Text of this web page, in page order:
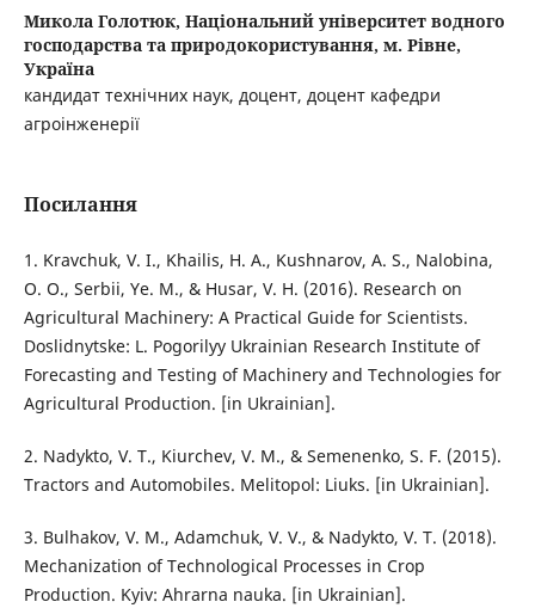
Микола Голотюк, Національний університет водного
господарства та природокористування, м. Рівне,
Україна
кандидат технічних наук, доцент, доцент кафедри
агроінженерії
Посилання
1. Kravchuk, V. I., Khailis, H. A., Kushnarov, A. S., Nalobina,
O. O., Serbii, Ye. M., & Husar, V. H. (2016). Research on
Agricultural Machinery: A Practical Guide for Scientists.
Doslidnytske: L. Pogorilyy Ukrainian Research Institute of
Forecasting and Testing of Machinery and Technologies for
Agricultural Production. [in Ukrainian].
2. Nadykto, V. T., Kiurchev, V. M., & Semenenko, S. F. (2015).
Tractors and Automobiles. Melitopol: Liuks. [in Ukrainian].
3. Bulhakov, V. M., Adamchuk, V. V., & Nadykto, V. T. (2018).
Mechanization of Technological Processes in Crop
Production. Kyiv: Ahrarna nauka. [in Ukrainian].